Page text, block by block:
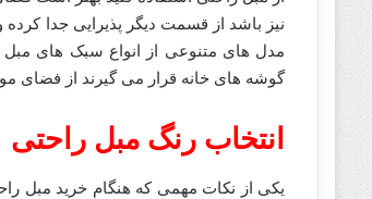
نیز باشد از قسمت دیگر پذیرایی جدا کرده
مدل های متنوعی از انواع سبک های
گوشه های خانه قرار می گیرند از فضای
انتخاب رنگ مبل راحتی
یکی از نکات مهمی که هنگام خرید مبل